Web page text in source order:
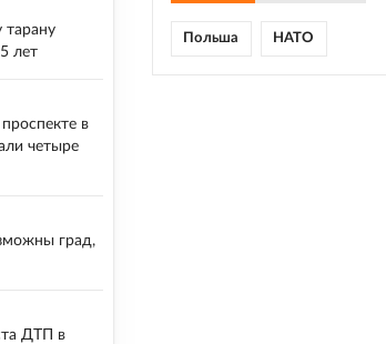
Польша НАТО
тарану
лет
в
четыре
град,
ДТП в